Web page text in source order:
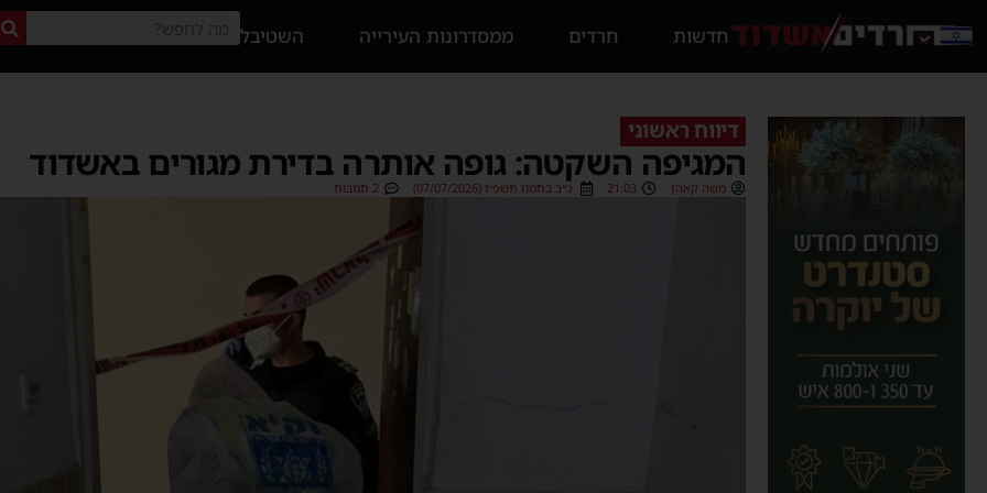
חדשות חרדים ממסדרונות העירייה השטיבל
דיווח ראשוני
המגיפה השקטה: גופה אותרה בדירת מגורים באשדוד
משה קאהן 21:03 כ״ב בתמוז תשפ״ו (07/07/2026) 2 תגובות